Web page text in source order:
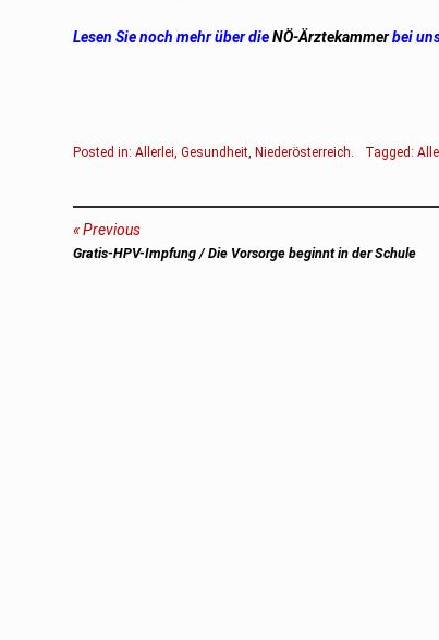
Lesen Sie noch mehr über dieNÖ-Ärztekammerbei
Posted in:Allerlei ,Gesundheit ,Niederösterreich Tagged:
Beitragsnavigation
Previous
Previous
Gratis-HPV-Impfung / Die Vorsorge beginnt in der Schule